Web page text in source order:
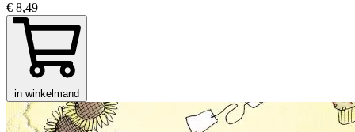
€ 8,49
in winkelmand